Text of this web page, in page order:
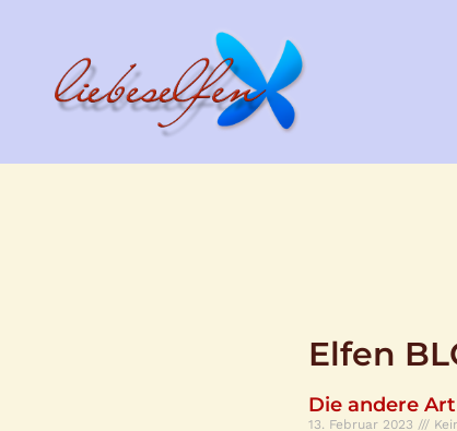
Elfen
Die andere
13. Februar 2023